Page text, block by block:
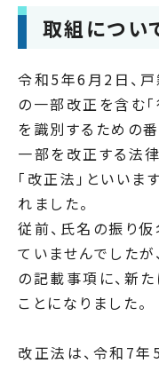
取組につい
令和5年6月2日、
の一部改正を含む
を識別するための
一部を改正する法
「改正法」といいま
れました。
従前、氏名の振り
ていませんでしたが
の記載事項に、新
ことになりました。
改正法は、令和7年